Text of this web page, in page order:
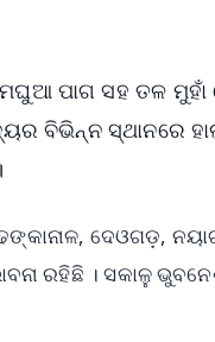
ପାଗ ସହ ତଳ
ବିଭିନ୍ନ ସ୍ଥାନରେ
ଦେଓଗଡ଼,
ରହିଛି । ସକାଳୁ